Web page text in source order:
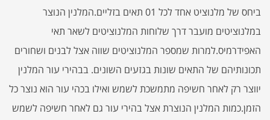
ביחס של מלנוציט אחד לכל 01 תאים בזליים.המלנין הנוצר
במלנוציטים מועבר דרך שלוחות המלנוציטים לשאר תאי
האפידרמיס.למרות שמספר המלנוציטים שווה אצל לבנים ושחורים
תכונותיהם של התאים שונות בגזעים השונים. בבהירי עור המלנין
יווצר רק לאחר חשיפה מתמשכת לשמש ואילו בכהי עור הוא נוצר כל
הזמן.כמות המלנין הנוצרת אצל בהירי עור גם לאחר חשיפה לשמש